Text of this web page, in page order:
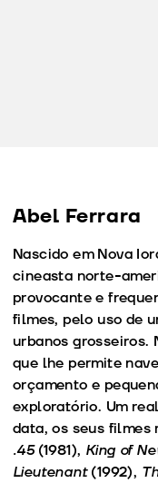
Abel Ferrara
Nascido em Nova
cineasta norte-
provocante e
filmes, pelo uso de
urbanos grosseiros.
que lhe permite
orçamento e
exploratório. Um
data, os seus
.45(1981), King of
Lieutenant(1992),